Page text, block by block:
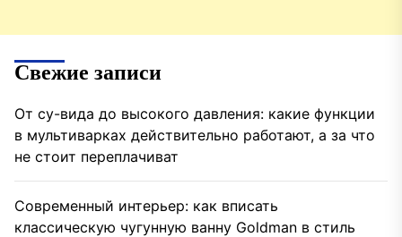
Свежие записи
От су-вида до высокого давления: какие функции
в мультиварках действительно работают, а за что
не стоит переплачиват
Современный интерьер: как вписать
классическую чугунную ванну Goldman в стиль